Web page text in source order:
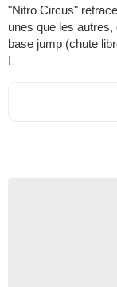
"Nitro Circus"
unes que les
base jump (chute
!